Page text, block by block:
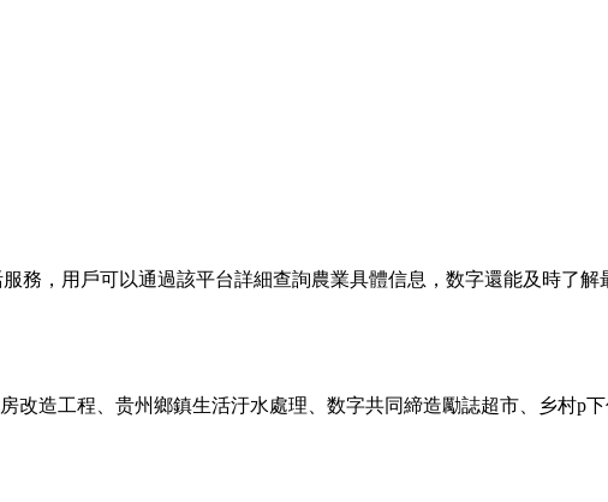
務，用戶可以通過該平台詳細查詢農業具體信息，数字還能及時了解
造工程、贵州鄉鎮生活汙水處理、数字共同締造勵誌超市、乡村p